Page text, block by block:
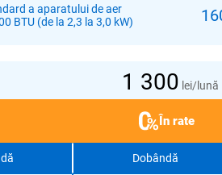
a aparatului de aer
BTU (de la 2,3 la 3,0 kW)
1 300 lei/lună
În rate
Dobândă